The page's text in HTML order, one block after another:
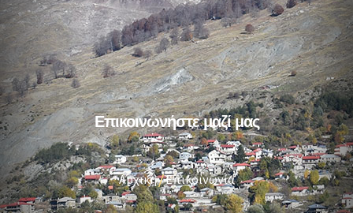
Αρχική Επικοινωνία
Επικοινωνήστε μαζί μας